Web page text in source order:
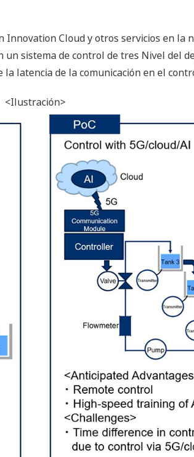
Innovation Cloud y otros servicios en
sistema de control de tres Nivel del
latencia de la comunicación en el
<Ilustración>